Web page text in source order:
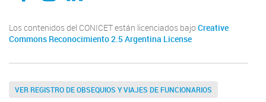
Los contenidos del CONICET están licenciados bajo Creative
Commons Reconocimiento 2.5 Argentina License
VER REGISTRO DE OBSEQUIOS Y VIAJES DE FUNCIONARIOS